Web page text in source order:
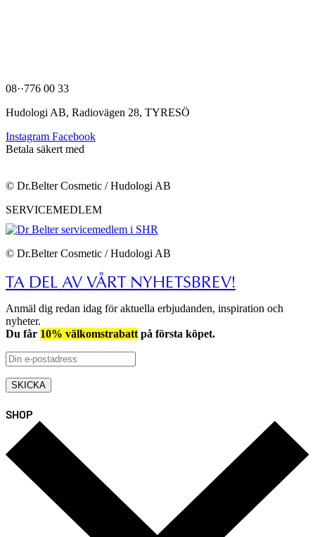
08··776 00 33
Hudologi AB, Radiovägen 28, TYRESÖ
Instagram Facebook
Betala säkert med
© Dr.Belter Cosmetic / Hudologi AB
SERVICEMEDLEM
© Dr.Belter Cosmetic / Hudologi AB
TA DEL AV VÅRT NYHETSBREV!
Anmäl dig redan idag för aktuella erbjudanden, inspiration och
nyheter.
Du får 10% välkomstrabatt på första köpet.
SHOP